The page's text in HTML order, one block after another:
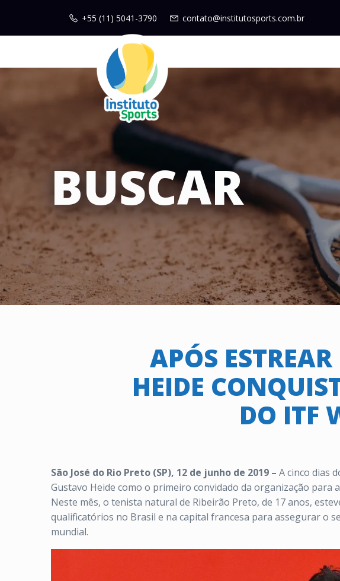
+55 (11) 5041-3790 contato@institutosports.com.br
BUSCAR
APÓS
HEIDE
DO ITF
São José do Rio Preto (SP), 12 de junho de 2019 – A cinco dias
Gustavo Heide como o primeiro convidado da organização para
Neste mês, o tenista natural de Ribeirão Preto, de 17 anos,
qualificatórios no Brasil e na capital francesa para assegurar o
mundial.